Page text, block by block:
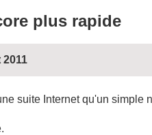
plus rapide
2011
suite Internet qu'un simple